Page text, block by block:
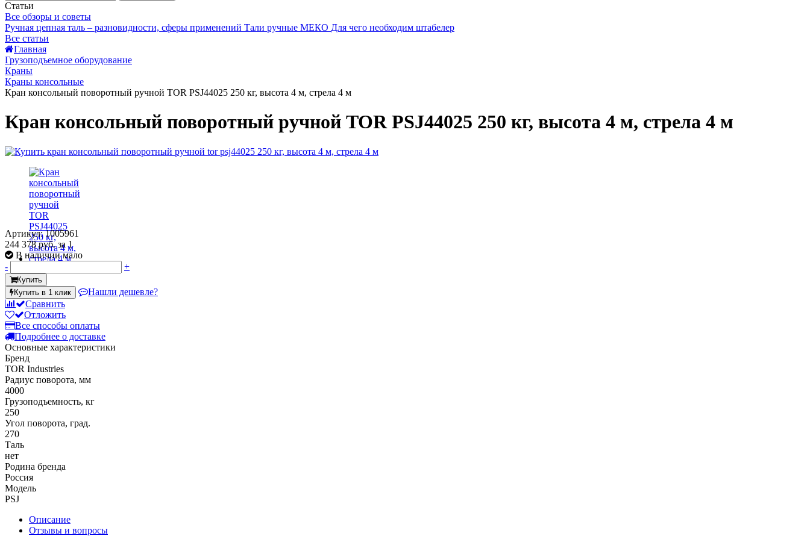
Статьи
Все обзоры и советы
Ручная цепная таль – разновидности, сферы применений Тали ручные МЕКО Для чего необходим штабелер
Все статьи
Главная
Грузоподъемное оборудование
Краны
Краны консольные
Кран консольный поворотный ручной TOR PSJ44025 250 кг, высота 4 м, стрела 4 м
Кран консольный поворотный ручной TOR PSJ44025 250 кг, высота 4 м, стрела 4 м
Артикул: 1005961
244 378 руб.за 1
В наличии мало
-
+
Купить
Купить в 1 клик
Нашли дешевле?
Сравнить
Отложить
Все способы оплаты
Подробнее о доставке
Основные характеристики
Бренд
TOR Industries
Радиус поворота, мм
4000
Грузоподъемность, кг
250
Угол поворота, град.
270
Таль
нет
Родина бренда
Россия
Модель
PSJ
Описание
Отзывы и вопросы